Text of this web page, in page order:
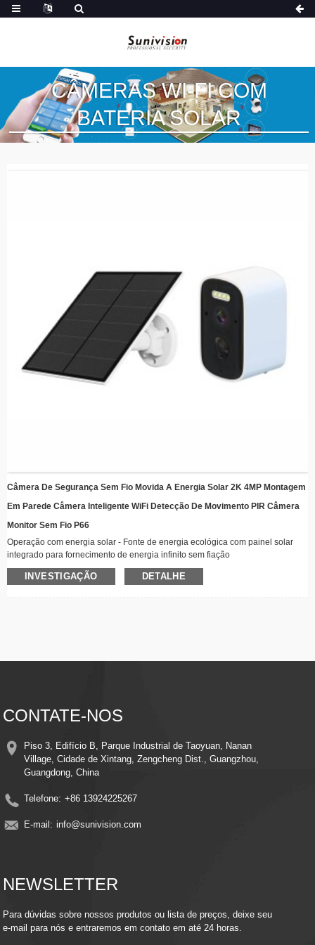
CÂMERAS WI-FI COM
BATERIA SOLAR
Câmera De Segurança Sem Fio Movida A Energia Solar 2K 4MP Montagem
Em Parede Câmera Inteligente WiFi Detecção De Movimento PIR Câmera
Monitor Sem Fio P66
Operação com energia solar - Fonte de energia ecológica com painel solar
integrado para fornecimento de energia infinito sem fiação
Conectividade sem fio – Mantenha-se conectado remotamente via WiFi com
recursos de streaming de vídeo em tempo real
qualquer lugar usando seu smartphone ou dispositivo inteligente
seguras com a integração opcional de armazenamento em nuvem
Eficiência energética – Aproveite o poder do sol para reduzir os custos de
eletricidade, mantendo a proteção contínua
INVESTIGAÇÃO DETALHE
CONTATE-NOS
Piso 3, Edifício B, Parque Industrial de Taoyuan, Nanan
Village, Cidade de Xintang, Zengcheng Dist., Guangzhou,
Guangdong, China
Telefone: +86 13924225267
E-mail: info@sunivision.com
NEWSLETTER
Para dúvidas sobre nossos produtos ou lista de preços, deixe seu
e-mail para nós e entraremos em contato em até 24 horas.